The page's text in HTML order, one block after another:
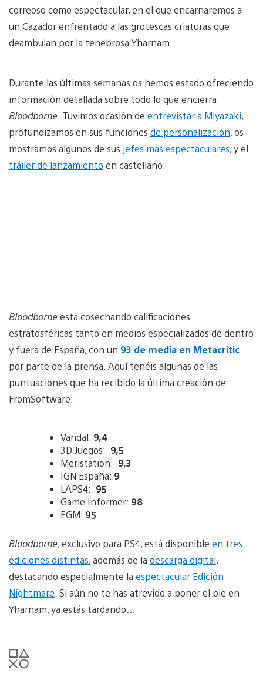
correoso como espectacular, en el que encarnaremos a
un Cazador enfrentado a las grotescas criaturas que
deambulan por la tenebrosa Yharnam.
Durante las últimas semanas os hemos estado ofreciendo
información detallada sobre todo lo que encierra
Bloodborne . Tuvimos ocasión de entrevistar a Miyazaki,
profundizamos en sus funciones de personalización, os
mostramos algunos de sus jefes más espectaculares, y el
tráiler de lanzamiento en castellano.
Bloodborneestá cosechando calificaciones
estratosféricas tanto en medios especializados de dentro
y fuera de España, con un 93 de media en Metacritic
por parte de la prensa. Aquí tenéis algunas de las
puntuaciones que ha recibido la última creación de
FromSoftware:
Vandal: 9,4
3D Juegos: 9,5
Meristation: 9,3
IGN España: 9
LAPS4: 95
Game Informer: 98
EGM: 95
Bloodborne, exclusivo para PS4, está disponible en tres
ediciones distintas, además de la descarga digital,
destacando especialmente la espectacular Edición
Nightmare . Si aún no te has atrevido a poner el pie en
Yharnam, ya estás tardando…